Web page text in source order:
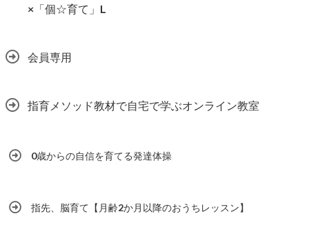
×「個☆育て」L
会員専用
指育メソッド教材で自宅で学ぶオンライン教室
0歳からの自信を育てる発達体操
指先、脳育て【月齢2か月以降のおうちレッスン】